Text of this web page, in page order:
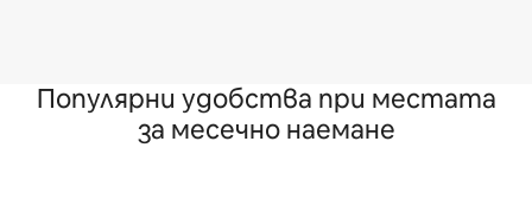
Популярни удобства при местата
за месечно наемане